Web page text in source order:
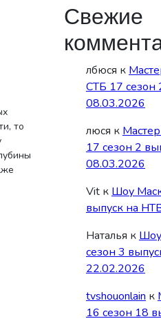
то
Свежие
лбюся к
СТБ 17 сезон
08.03.2026
люся к
17 сезон 2
08.03.2026
Vit к Шоу
выпуск на
Наталья к
сезон 3
22.02.2026
tvshouonlain к
16 сезон 18